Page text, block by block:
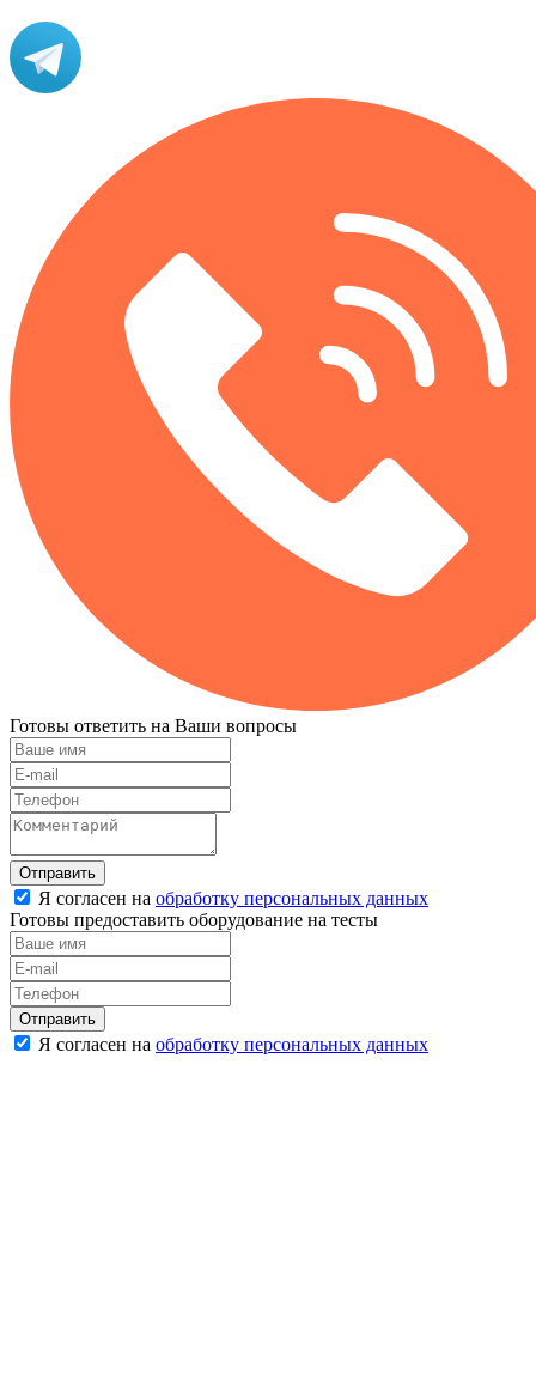
Готовы ответить на Ваши вопросы
Отправить
Я согласен на обработку персональных данных
Готовы предоставить оборудование на тесты
Отправить
Я согласен на обработку персональных данных